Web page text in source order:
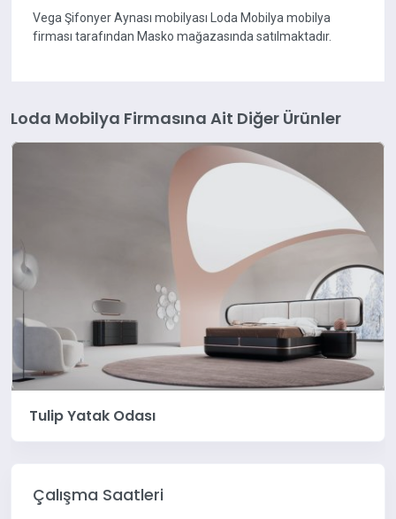
Vega Şifonyer Aynası mobilyası Loda Mobilya mobilya
firması tarafından Masko mağazasında satılmaktadır.
Loda Mobilya Firmasına Ait Diğer Ürünler
Tulip Yatak Odası
Çalışma Saatleri